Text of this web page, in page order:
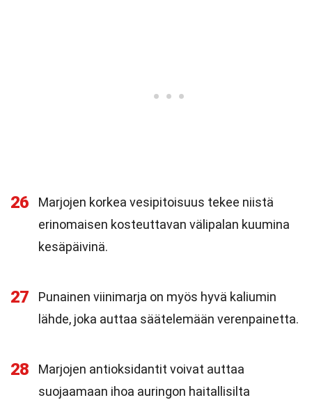
26
Marjojen korkea vesipitoisuus tekee niistä
erinomaisen kosteuttavan välipalan kuumina
kesäpäivinä.
27
Punainen viinimarja on myös hyvä kaliumin
lähde, joka auttaa säätelemään verenpainetta.
28
Marjojen antioksidantit voivat auttaa
suojaamaan ihoa auringon haitallisilta